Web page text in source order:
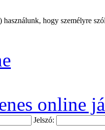
hogy személyre
online
Jelszó: